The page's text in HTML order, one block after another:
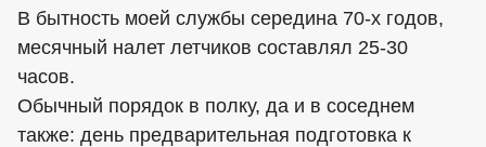
В бытность моей службы середина 70-х годов,
месячный налет летчиков составлял 25-30
часов.
Обычный порядок в полку, да и в соседнем
также: день предварительная подготовка к